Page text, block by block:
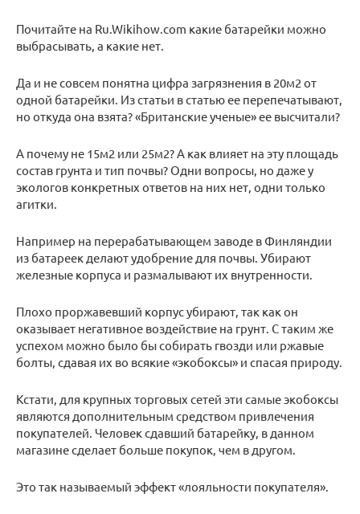
Почитайте на Ru.Wikihow.com какие батарейки можно
выбрасывать, а какие нет.
Да и не совсем понятна цифра загрязнения в 20м2 от
одной батарейки. Из статьи в статью ее перепечатывают,
но откуда она взята? «Британские ученые» ее высчитали?
А почему не 15м2 или 25м2? А как влияет на эту площадь
состав грунта и тип почвы? Одни вопросы, но даже у
экологов конкретных ответов на них нет, одни только
агитки.
Например на перерабатывающем заводе в Финляндии
из батареек делают удобрение для почвы. Убирают
железные корпуса и размалывают их внутренности.
Плохо проржавевший корпус убирают, так как он
оказывает негативное воздействие на грунт. С таким же
успехом можно было бы собирать гвозди или ржавые
болты, сдавая их во всякие «экобоксы» и спасая природу.
Кстати, для крупных торговых сетей эти самые экобоксы
являются дополнительным средством привлечения
покупателей. Человек сдавший батарейку, в данном
магазине сделает больше покупок, чем в другом.
Это так называемый эффект «лояльности покупателя».